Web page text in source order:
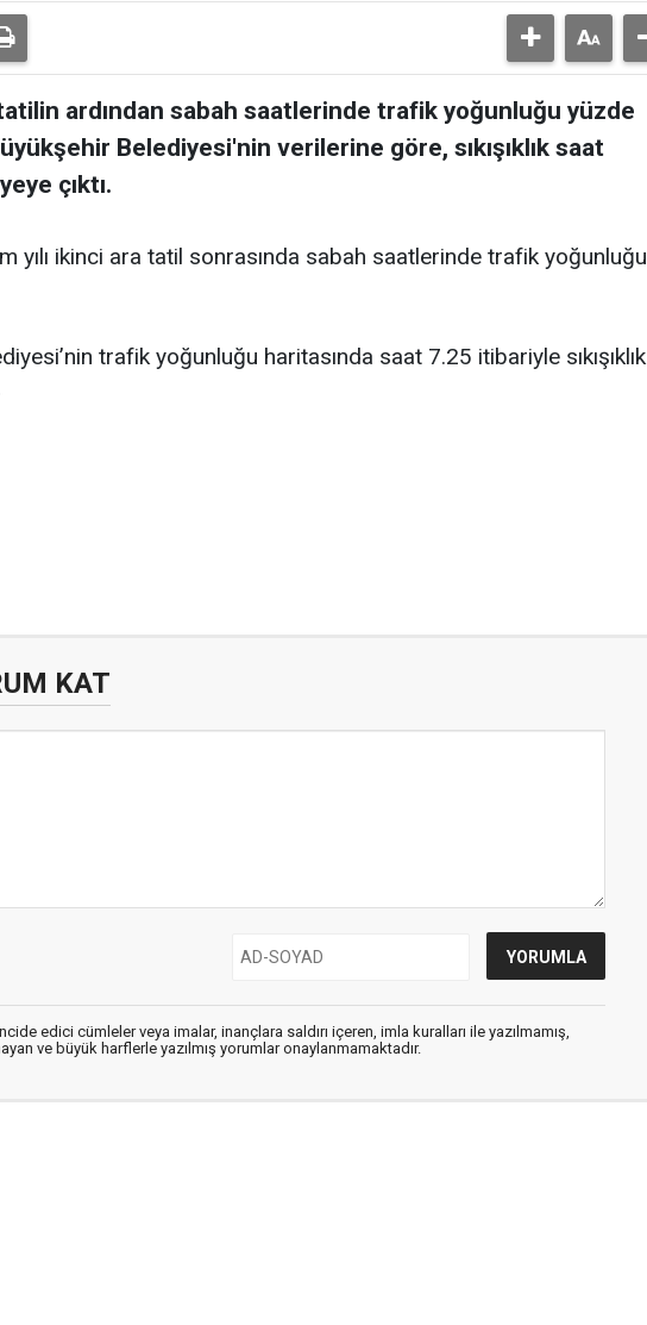
ardından sabah saatlerinde trafik yoğunluğu yüzde
Belediyesi'nin verilerine göre, sıkışıklık saat
çıktı.
yılı ikinci ara tatil sonrasında sabah saatlerinde trafik yoğunluğu
trafik yoğunluğu haritasında saat 7.25 itibariyle sıkışıklık
KAT
edici cümleler veya imalar, inançlara saldırı içeren, imla kuralları ile yazılmamış,
ve büyük harflerle yazılmış yorumlar onaylanmamaktadır.